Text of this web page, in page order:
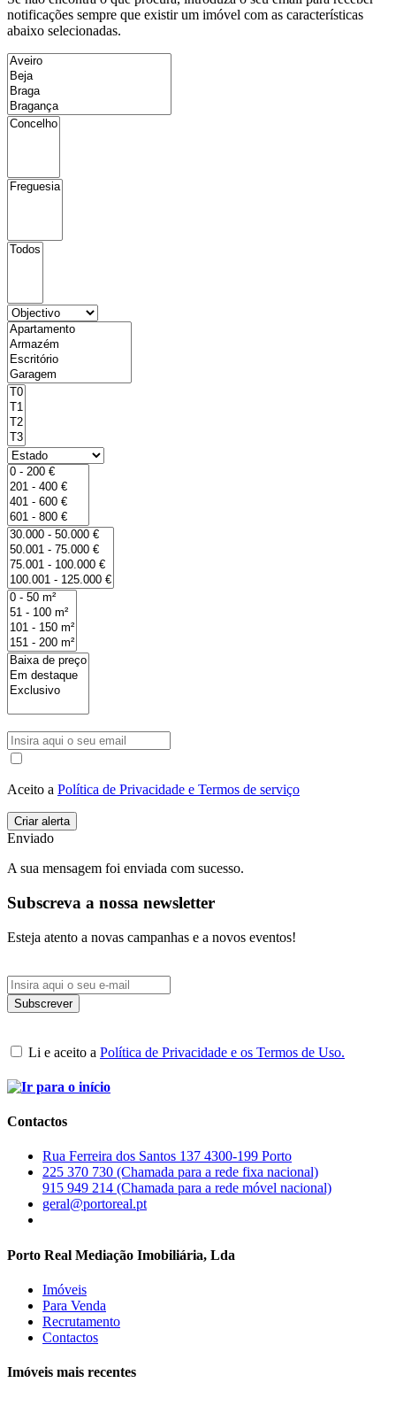
notificações sempre que existir um imóvel com as características
abaixo selecionadas.
Aceito a Política de Privacidade e Termos de serviço
Enviado
A sua mensagem foi enviada com sucesso.
Subscreva a nossa newsletter
Esteja atento a novas campanhas e a novos eventos!
Li e aceito a Política de Privacidade e os Termos de Uso.
Contactos
Rua Ferreira dos Santos 137 4300-199 Porto
225 370 730 (Chamada para a rede fixa nacional)
915 949 214 (Chamada para a rede móvel nacional)
geral@portoreal.pt
Porto Real Mediação Imobiliária, Lda
Imóveis
Para Venda
Recrutamento
Contactos
Imóveis mais recentes